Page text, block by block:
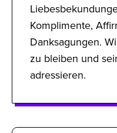
Komplimente,
Danksagungen.
zu bleiben und
adressieren.